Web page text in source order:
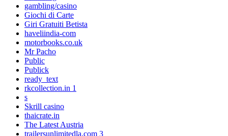
gambling/casino
Giochi di Carte
Giri Gratuiti Betista
haveliindia-com
motorbooks.co.uk
Mr Pacho
Public
Publick
ready_text
rkcollection.in 1
s
Skrill casino
thaicrate.in
The Latest Austria
trailersunlimitedla.com 3